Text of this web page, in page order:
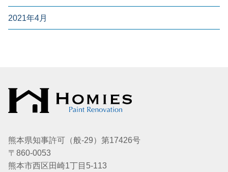
2021年4月
熊本県知事許可（般-29）第17426号
〒860-0053
熊本市西区田崎1丁目5-113